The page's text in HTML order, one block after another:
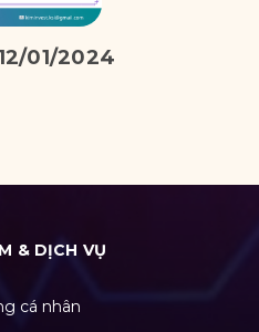
01/2024
& DỊCH VỤ
cá nhân